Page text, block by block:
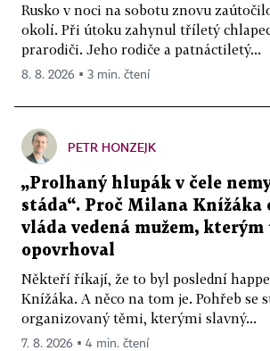
Rusko v noci na sobotu znovu
okolí. Při útoku zahynul tříletý
prarodiči. Jeho rodiče a patnáctiletý...
8. 8. 2026 ▪ 3 min. čtení
PETR HONZEJK
„Prolhaný hlupák v čele
stáda“. Proč Milana Knížáka
vláda vedená mužem, kterým
opovrhoval
Někteří říkají, že to byl poslední
Knížáka. A něco na tom je. Pohřeb se
organizovaný těmi, kterými slavný...
7. 8. 2026 ▪ 4 min. čtení